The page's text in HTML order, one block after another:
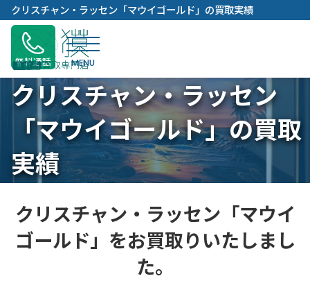
内
容
キ
ッ
プ
クリスチャン・ラッセン「マウイゴールド」の買取実績
無料通話
クリスチャン・ラッセン
「マウイゴールド」の買取
実績
クリスチャン・ラッセン「マウイ
ゴールド」をお買取りいたしまし
た。